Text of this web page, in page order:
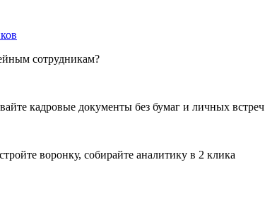
сотрудникам?
кадровые документы без бумаг и личных встреч
воронку, собирайте аналитику в 2 клика